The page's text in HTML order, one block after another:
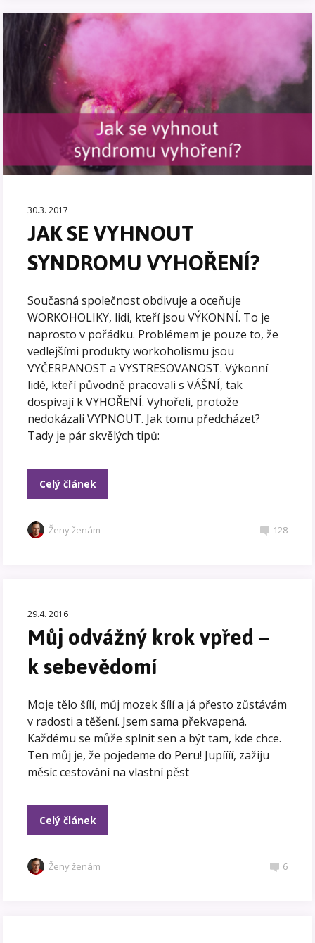
30.3. 2017
JAK SE VYHNOUT
SYNDROMU VYHOŘENÍ?
Současná společnost obdivuje a oceňuje
WORKOHOLIKY, lidi, kteří jsou VÝKONNÍ. To je
naprosto v pořádku. Problémem je pouze to, že
vedlejšími produkty workoholismu jsou
VYČERPANOST a VYSTRESOVANOST. Výkonní
lidé, kteří původně pracovali s VÁŠNÍ, tak
dospívají k VYHOŘENÍ. Vyhořeli, protože
nedokázali VYPNOUT. Jak tomu předcházet?
Tady je pár skvělých tipů:
Celý článek
Ženy ženám 128
29.4. 2016
Můj odvážný krok vpřed –
k sebevědomí
Moje tělo šílí, můj mozek šílí a já přesto zůstávám
v radosti a těšení. Jsem sama překvapená.
Každému se může splnit sen a být tam, kde chce.
Ten můj je, že pojedeme do Peru! Jupíííí, zažiju
měsíc cestování na vlastní pěst
Celý článek
Ženy ženám 6